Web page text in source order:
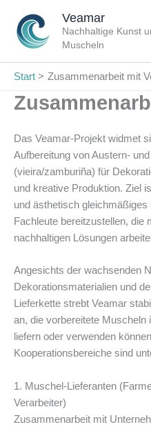
Inhalt
springen
Veamar
Nachhaltige Kunst
Muscheln
Start Zusammenarbeit mit
Das Veamar-Projekt widmet
Aufbereitung von Austern-
(vieira/zamburiña) für
und kreative Produktion. Ziel
und ästhetisch
Fachleute bereitzustellen, die
nachhaltigen Lösungen
Angesichts der wachsenden
Dekorationsmaterialien und
Lieferkette strebt Veamar
an, die vorbereitete Muscheln
liefern oder verwenden
Kooperationsbereiche sind
1. Muschel-Lieferanten
Verarbeiter)
Zusammenarbeit mit